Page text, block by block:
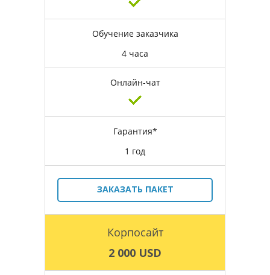
Обучение заказчика
4 часа
Онлайн-чат
Гарантия*
1 год
ЗАКАЗАТЬ ПАКЕТ
Корпосайт
2 000 USD